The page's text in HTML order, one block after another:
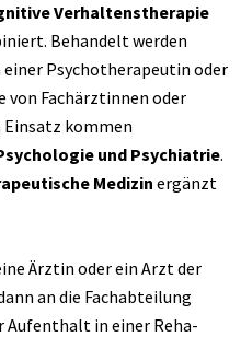
Verhaltenstherapie
Behandelt werden
Psychotherapeutin oder
von Fachärztinnen oder
Einsatz kommen
und Psychiatrie.
Medizin ergänzt
Ärztin oder ein Arzt der
an die Fachabteilung
Aufenthalt in einer Reha-